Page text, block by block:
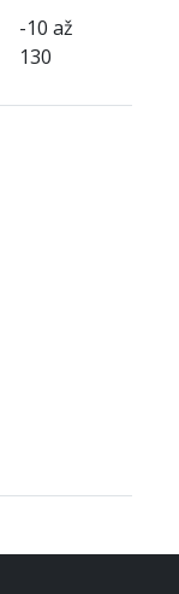
-10 až
130